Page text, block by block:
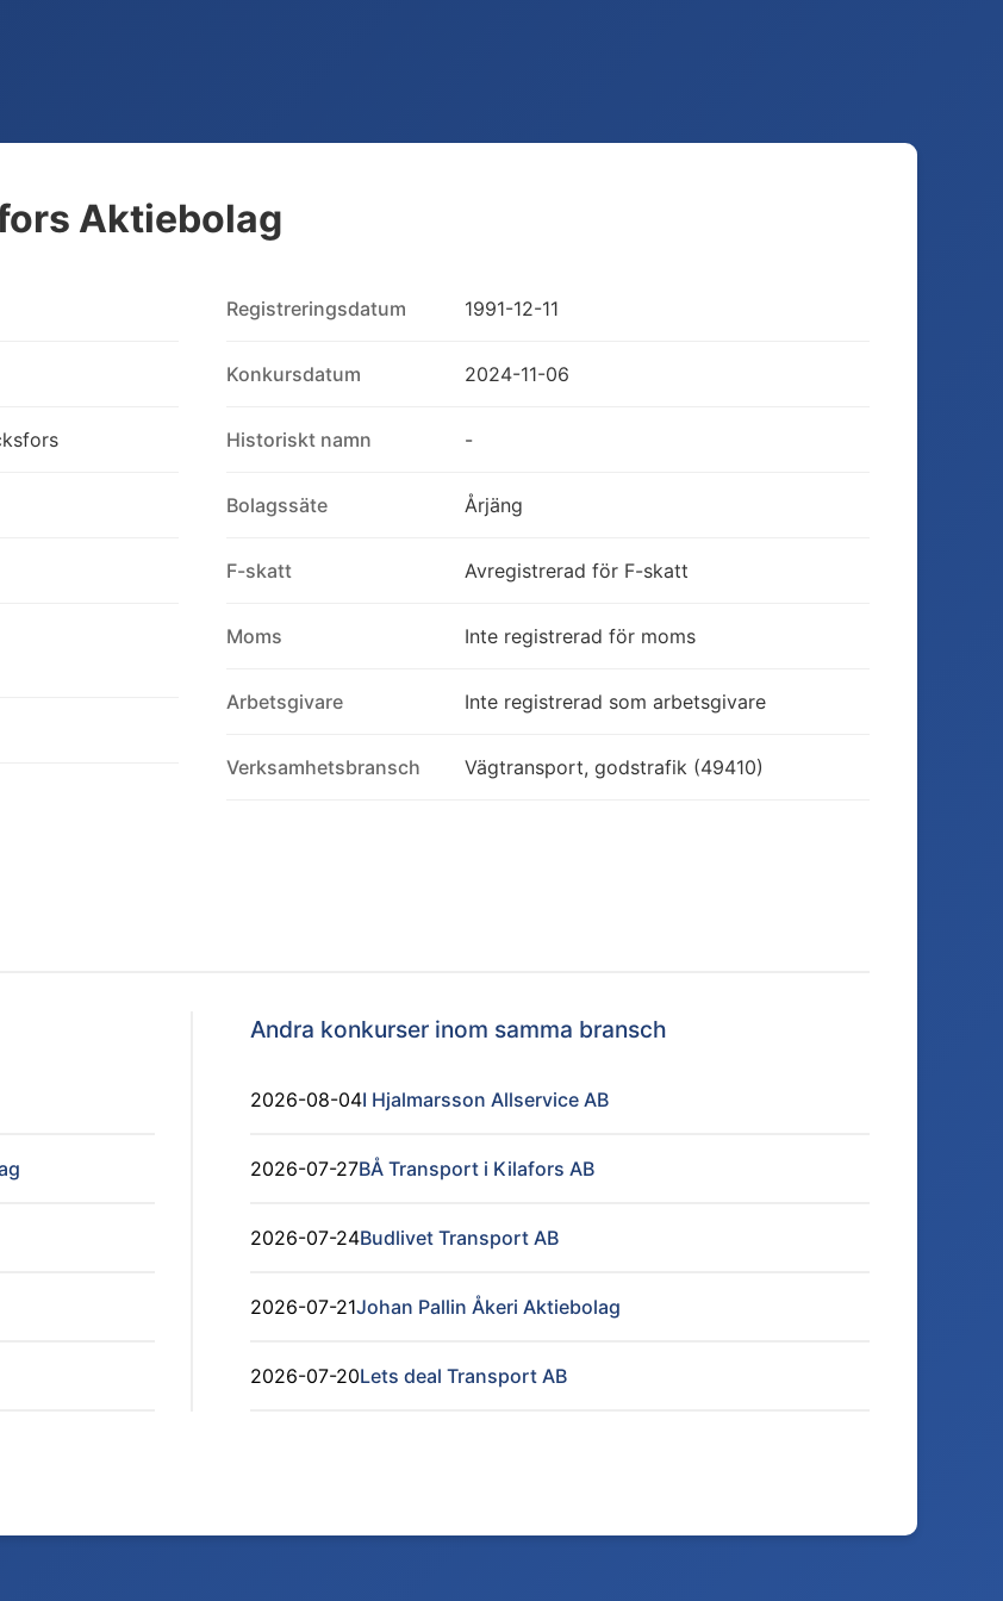
Aktiebolag
Registreringsdatum 1991-12-11
Konkursdatum 2024-11-06
Historiskt namn -
Bolagssäte Årjäng
F-skatt Avregistrerad för F-skatt
Moms Inte registrerad för moms
Arbetsgivare Inte registrerad som arbetsgivare
Verksamhetsbransch Vägtransport, godstrafik (49410)
Andra konkurser inom samma bransch
2026-08-04I Hjalmarsson Allservice AB
2026-07-27BÅ Transport i Kilafors AB
2026-07-24Budlivet Transport AB
2026-07-21Johan Pallin Åkeri Aktiebolag
2026-07-20Lets deal Transport AB